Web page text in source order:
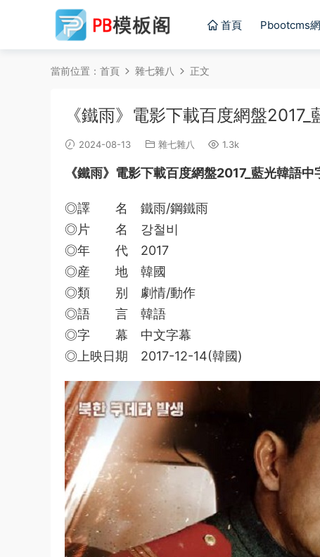
首頁 Pbootcms
當前位置： 首頁 雜七雜八 正文
《鐵雨》電影下載百度網盤
2024-08-13 雜七雜八 1.3k
《鐵雨》電影下載百度網盤2017_藍光韓語中
◎譯 名 鐵雨/鋼鐵雨
◎片 名 강철비
◎年 代 2017
◎産 地 韓國
◎類 别 劇情/動作
◎語 言 韓語
◎字 幕 中文字幕
◎上映日期 2017-12-14(韓國)